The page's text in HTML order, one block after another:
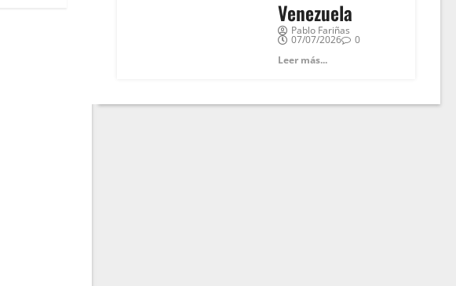
Venezuela
Pablo Fariñas
07/07/2026
0
Leer más...